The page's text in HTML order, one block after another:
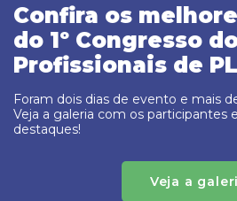
Confira os
do 1º Congresso
Profissionais de
Foram dois dias de evento e mais
Veja a galeria com os participantes
destaques!
Veja a